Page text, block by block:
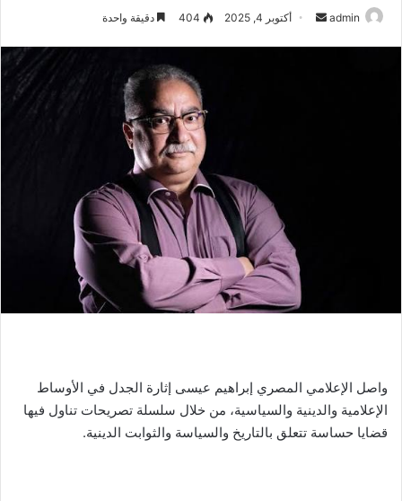
admin
أرسل أكتوبر 4, 2025 404 دقيقة واحدة
واصل الإعلامي المصري إبراهيم عيسى إثارة الجدل في الأوساط
الإعلامية والدينية والسياسية، من خلال سلسلة تصريحات تناول فيها
قضايا حساسة تتعلق بالتاريخ والسياسة والثوابت الدينية.